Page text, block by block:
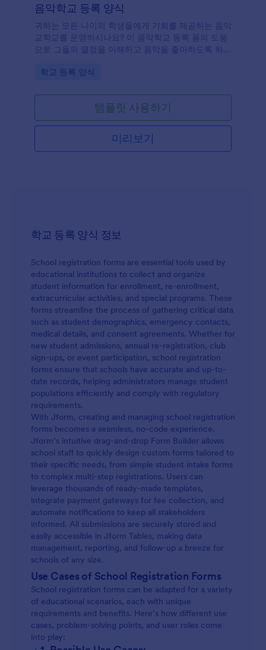
음악학교 등록 양식
귀하는 모든 나이의 학생들에게 기회를 제공하는 음악
교학교를 운영하시나요? 이 음악학교 등록 폼의 도움
으로 그들의 열정을 이해하고 음악을 좋아하도록 하는
록 도와주십시오. 등록 과정이 더 쉽도록 이 맞춤 설정
교 신청 폼은 학생들이 선호하는 수업일 및 시작 시간
에 대한 기본적인 정보를 물어봅니다. 미래의 학생들
이 학교에 다닐 수 있도록 언제든지 이 수업 신청 폼을
작성할 수 있게 하세요.
Go to Category:
학교 등록 양식
템플릿 사용하기
미리보기
학교 등록 양식 정보
School registration forms are essential tools used by
educational institutions to collect and organize
student information for enrollment, re-enrollment,
extracurricular activities, and special programs. These
forms streamline the process of gathering critical data
such as student demographics, emergency contacts,
medical details, and consent agreements. Whether for
new student admissions, annual re-registration, club
sign-ups, or event participation, school registration
forms ensure that schools have accurate and up-to-
date records, helping administrators manage student
populations efficiently and comply with regulatory
requirements.
With Jform, creating and managing school registration
forms becomes a seamless, no-code experience.
Jform’s intuitive drag-and-drop Form Builder allows
school staff to quickly design custom forms tailored to
their specific needs, from simple student intake forms
to complex multi-step registrations. Users can
leverage thousands of ready-made templates,
integrate payment gateways for fee collection, and
automate notifications to keep all stakeholders
informed. All submissions are securely stored and
easily accessible in Jform Tables, making data
management, reporting, and follow-up a breeze for
schools of any size.
Use Cases of School Registration Forms
School registration forms can be adapted for a variety
of educational scenarios, each with unique
requirements and benefits. Here’s how different use
cases, problem-solving points, and user roles come
into play: